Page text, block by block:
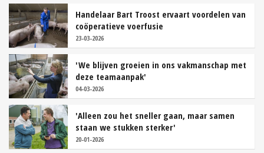
Handelaar Bart Troost ervaart voordelen van
coöperatieve voerfusie
23-03-2026
'We blijven groeien in ons vakmanschap met
deze teamaanpak'
04-03-2026
'Alleen zou het sneller gaan, maar samen
staan we stukken sterker'
20-01-2026